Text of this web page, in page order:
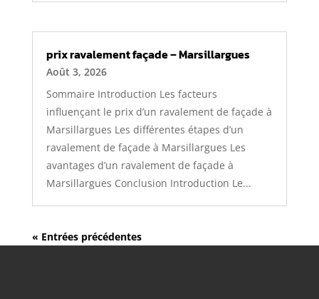
prix ravalement façade – Marsillargues
Août 3, 2026
Sommaire Introduction Les facteurs
influençant le prix d’un ravalement de façade à
Marsillargues Les différentes étapes d’un
ravalement de façade à Marsillargues Les
avantages d’un ravalement de façade à
Marsillargues Conclusion Introduction Le...
« Entrées précédentes